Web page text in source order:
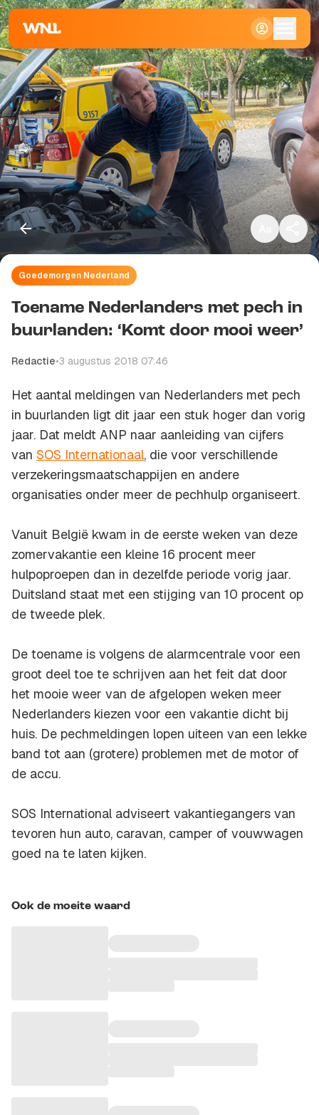
Klein
Standaard
Groot
Goedemorgen Nederland
Toename Nederlanders met pech in
buurlanden: ‘Komt door mooi weer’
Redactie•3 augustus 2018 07:46
Het aantal meldingen van Nederlanders met pech
in buurlanden ligt dit jaar een stuk hoger dan vorig
jaar. Dat meldt ANP naar aanleiding van cijfers
van SOS Internationaal, die voor verschillende
verzekeringsmaatschappijen en andere
organisaties onder meer de pechhulp organiseert.
Vanuit België kwam in de eerste weken van deze
zomervakantie een kleine 16 procent meer
hulpoproepen dan in dezelfde periode vorig jaar.
Duitsland staat met een stijging van 10 procent op
de tweede plek.
De toename is volgens de alarmcentrale voor een
groot deel toe te schrijven aan het feit dat door
het mooie weer van de afgelopen weken meer
Nederlanders kiezen voor een vakantie dicht bij
huis. De pechmeldingen lopen uiteen van een lekke
band tot aan (grotere) problemen met de motor of
de accu.
SOS International adviseert vakantiegangers van
tevoren hun auto, caravan, camper of vouwwagen
goed na te laten kijken.
Ook de moeite waard